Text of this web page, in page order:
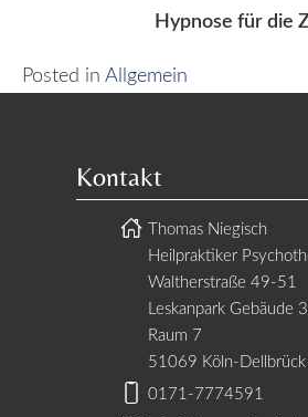
Hypnose für die
Posted in Allgemein
Kontakt
Thomas Niegisch
Heilpraktiker
Waltherstraße 49-51
Leskanpark Gebäude
Raum 7
51069 Köln-Dellbrück
0171-7774591